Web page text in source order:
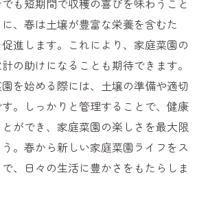
も短期間で収穫の喜びを味わうこと
、春は土壌が豊富な栄養を含むた
進します。これにより、家庭菜園の
の助けになることも期待できます。
を始める際には、土壌の準備や適切
。しっかりと管理することで、健康
ができ、家庭菜園の楽しさを最大限
。春から新しい家庭菜園ライフをス
、日々の生活に豊かさをもたらしま